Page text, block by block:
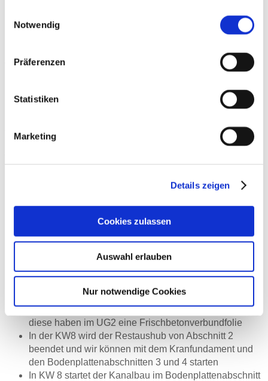
Notwendig
Präferenzen
Statistiken
Marketing
Details zeigen
Cookies zulassen
Auswahl erlauben
Nur notwendige Cookies
LHM – Neubau der Beruflichen Schulen für Farbe und
Gestaltung
Die Landeshauptstadt München errichtet in der Carl-
Wery-Str. 41 eine Berufliche Schule für Farbe und
zugeordnet: Fahrzeuglackierer, Gestalter für visuelles
Marketing, Kirchenmaler, Maler und Lackierer, Schilder- u.
für Farb- und Lacktechnik, die Meisterschule für das Maler- u.
In den letzten Wochen hat sich wieder einiges getan auf
Arbeiten:
wurden mit etwas Verzögerung in der KW 6 beendet.
Der 1. Bodenplattenabschnitt mit 700 m³ Beton wurde
in KW 7 betoniert
Bodenplattenabschnitt statt
Ab KW 8 wird mit den Wänden im UG2 begonnen,
diese haben im UG2 eine Frischbetonverbundfolie
In der KW8 wird der Restaushub von Abschnitt 2
beendet und wir können mit dem Kranfundament und
den Bodenplattenabschnitten 3 und 4 starten
In KW 8 startet der Kanalbau im Bodenplattenabschnitt